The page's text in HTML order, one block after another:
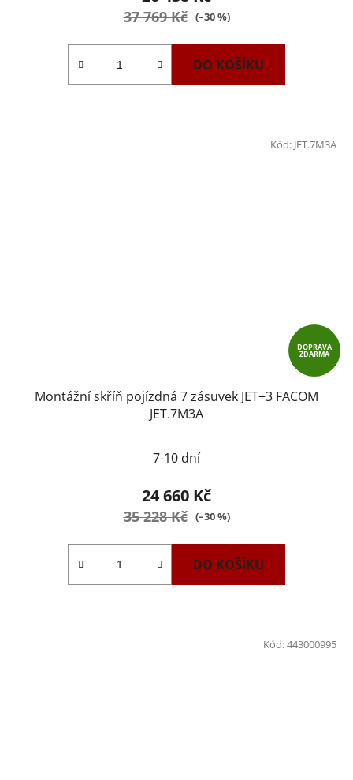
37 769 Kč (–30 %)
DO KOŠÍKU
DOPRAVA
ZDARMA
Montážní skříň pojízdná 7 zásuvek JET+3 FACOM
JET.7M3A
7-10 dní
24 660 Kč
35 228 Kč (–30 %)
DO KOŠÍKU
Kód: JET.7M3A
Kód:443000995